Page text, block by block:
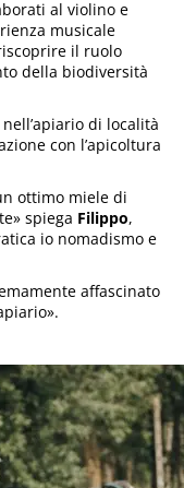
al violino e
musicale
il ruolo
della biodiversità
nell’apiario di località
con l’apicoltura
ottimo miele di
spiega Filippo,
io nomadismo e
affascinato